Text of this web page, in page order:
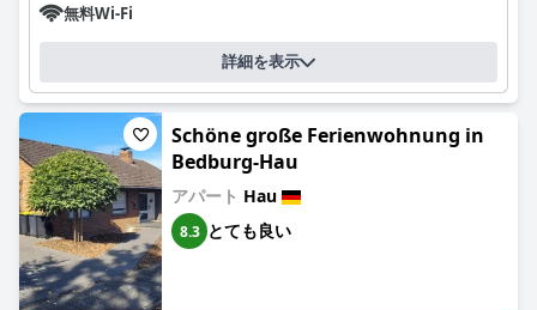
無料Wi-Fi
詳細を表示
Schöne große Ferienwohnung in
Bedburg-Hau
アパート Hau
8.3 とても良い